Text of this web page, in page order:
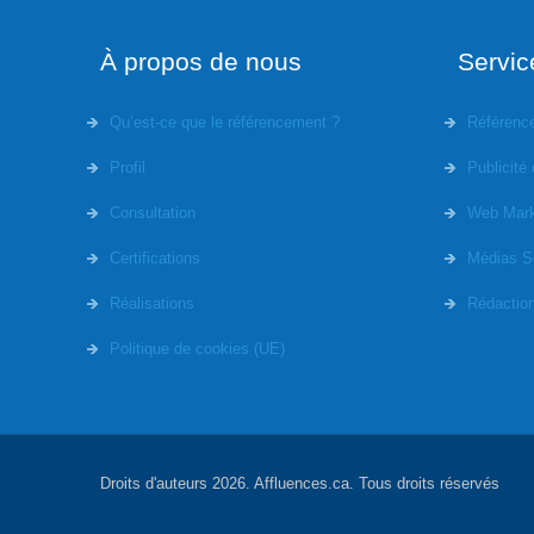
À propos de nous
Qu’est-ce que le référencement ?
Profil
Consultation
Certifications
Réalisations
Politique de cookies (UE)
Publicité
Web
Médias
Droits d'auteurs 2026. Affluences.ca. Tous droits réservés